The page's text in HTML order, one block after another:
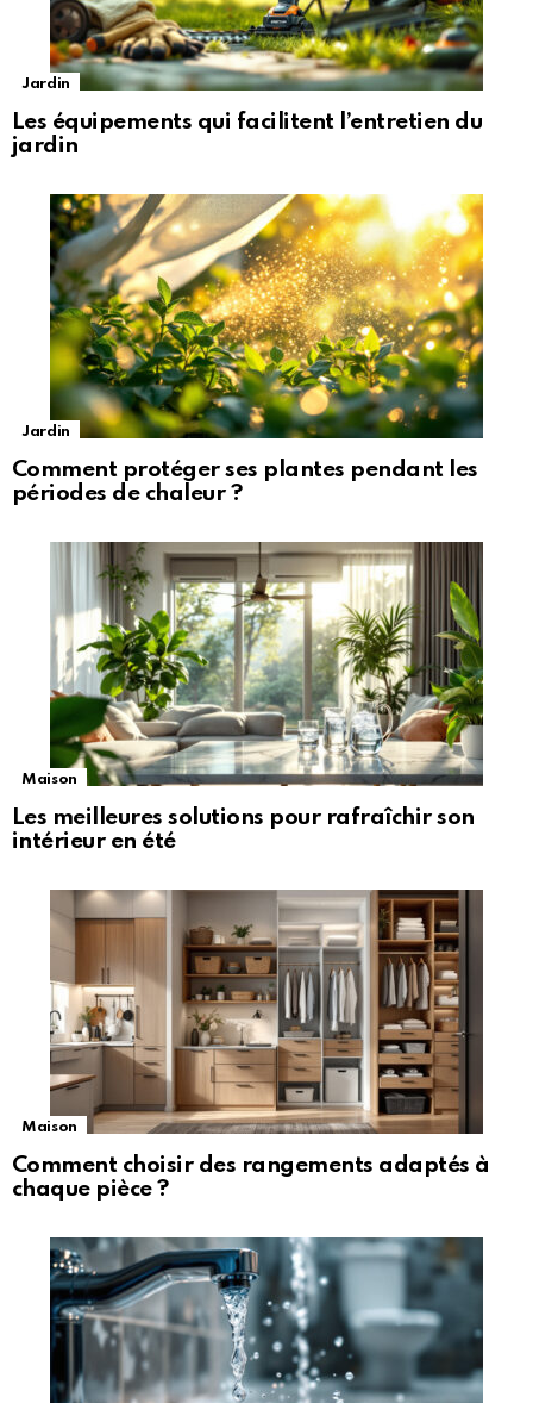
Jardin
Les équipements qui facilitent l’entretien du
jardin
Jardin
Comment protéger ses plantes pendant les
périodes de chaleur ?
Maison
Les meilleures solutions pour rafraîchir son
intérieur en été
Maison
Comment choisir des rangements adaptés à
chaque pièce ?